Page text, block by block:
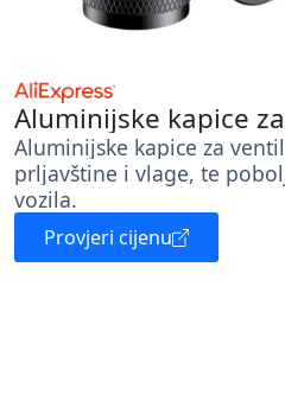
Aluminijske kapice
Aluminijske kapice za
prljavštine i vlage, te
vozila.
Provjeri cijenu